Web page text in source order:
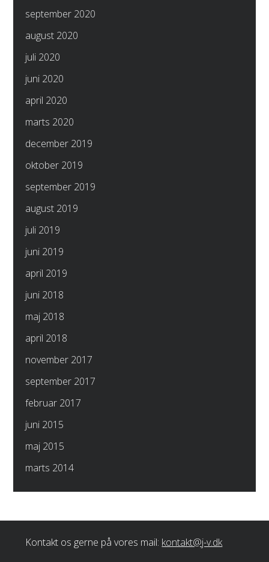
september 2020
august 2020
juli 2020
juni 2020
april 2020
marts 2020
december 2019
oktober 2019
september 2019
august 2019
juli 2019
juni 2019
april 2019
juni 2018
maj 2018
april 2018
november 2017
september 2017
februar 2017
juni 2015
maj 2015
marts 2014
Kontakt os gerne på vores mail: kontakt@j-v.dk